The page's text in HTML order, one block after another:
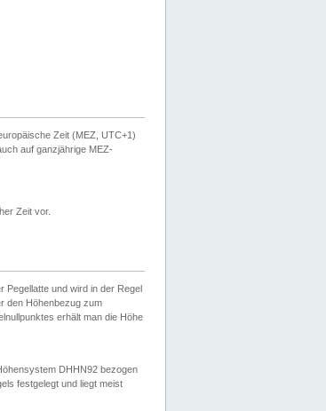
Zeit (MEZ, UTC+1)
auf ganzjährige MEZ-
Zeit vor.
Pegellatte und wird in der Regel
den Höhenbezug zum
erhält man die Höhe
DHHN92 bezogen
festgelegt und liegt meist